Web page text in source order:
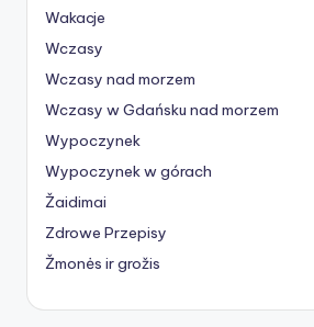
Wakacje
Wczasy
Wczasy nad morzem
Wczasy w Gdańsku nad morzem
Wypoczynek
Wypoczynek w górach
Žaidimai
Zdrowe Przepisy
Žmonės ir grožis